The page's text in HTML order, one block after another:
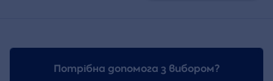
Потрібна допомога з вибором?